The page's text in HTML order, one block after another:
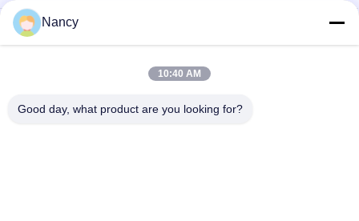
Мешочные фильтры
для пылесборника
фильтрующий пакет
Цедильный мешок
жидкостным
Nancy
10:40 AM
Good day, what product are you looking for?